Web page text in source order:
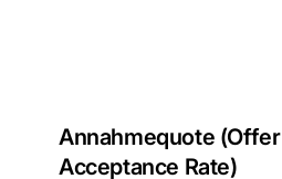
Annahmequote (Offer
Acceptance Rate)